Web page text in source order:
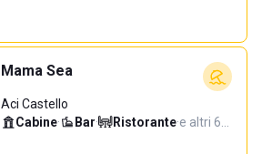
Mama Sea
Aci Castello
Cabine· Bar· Ristorante·e altri 6…